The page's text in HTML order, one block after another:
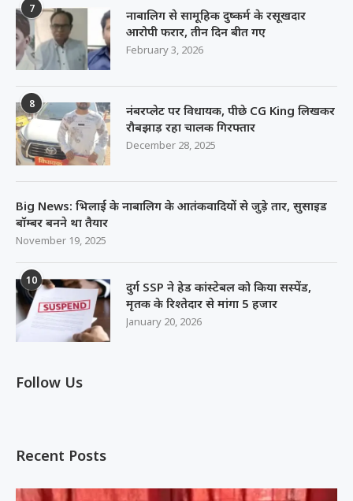
7
नाबालिग से सामूहिक दुष्कर्म के रसूखदार
आरोपी फरार, तीन दिन बीत गए
February 3, 2026
8
नंबरप्लेट पर विधायक, पीछे CG King लिखकर
रौबझाड़ रहा चालक गिरफ्तार
December 28, 2025
Big News: भिलाई के नाबालिग के आतंकवादियों से जुड़े तार, सुसाइड
बॉम्बर बनने था तैयार
November 19, 2025
10
दुर्ग SSP ने हेड कांस्टेबल को किया सस्पेंड,
मृतक के रिश्तेदार से मांगा 5 हजार
January 20, 2026
Follow Us
Recent Posts